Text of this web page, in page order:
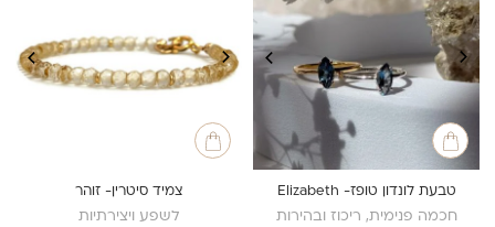
טבעת לונדון טופז- Elizabeth
חכמה פנימית, ריכוז ובהירות
צמיד סיטרין- זוהר
לשפע ויצירתיות